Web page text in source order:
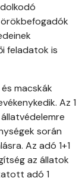
feladatok is
macskák
Az 1
során
Az adó 1+1
az állatok
adó 1